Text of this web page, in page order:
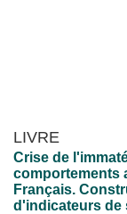
LIVRE
Crise de
comportements
Français.
d'indicateurs de